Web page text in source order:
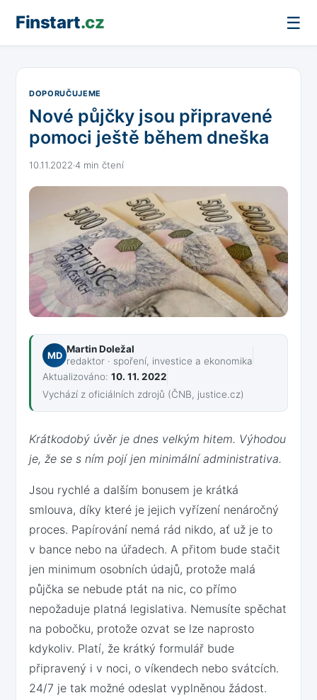
Finstart.cz ☰
DOPORUČUJEME
Nové půjčky jsou připravené
pomoci ještě během dneška
10.11.2022·4 min čtení
MD
Martin Doležal
redaktor · spoření, investice a ekonomika
Aktualizováno: 10. 11. 2022
Vychází z oficiálních zdrojů (ČNB, justice.cz)
Krátkodobý úvěr je dnes velkým hitem. Výhodou
je, že se s ním pojí jen minimální administrativa.
Jsou rychlé a dalším bonusem je krátká
smlouva, díky které je jejich vyřízení nenáročný
proces. Papírování nemá rád nikdo, ať už je to
v bance nebo na úřadech. A přitom bude stačit
jen minimum osobních údajů, protože malá
půjčka se nebude ptát na nic, co přímo
nepožaduje platná legislativa. Nemusíte spěchat
na pobočku, protože ozvat se lze naprosto
kdykoliv. Platí, že krátký formulář bude
připravený i v noci, o víkendech nebo svátcích.
24/7 je tak možné odeslat vyplněnou žádost.